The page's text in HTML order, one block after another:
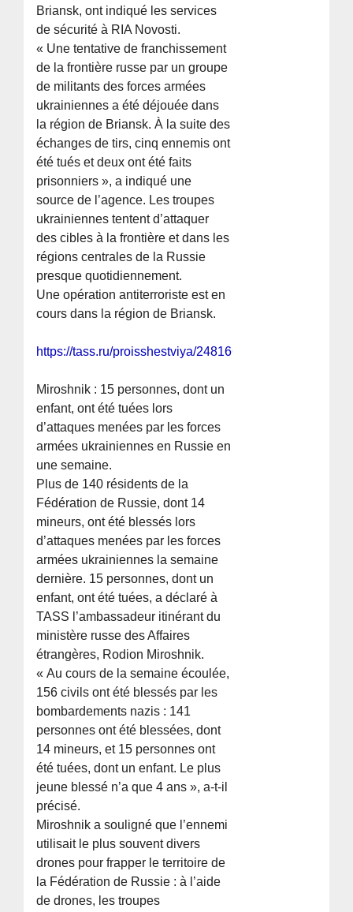
Briansk, ont indiqué les services
de sécurité à RIA Novosti.
« Une tentative de franchissement
de la frontière russe par un groupe
de militants des forces armées
ukrainiennes a été déjouée dans
la région de Briansk. À la suite des
échanges de tirs, cinq ennemis ont
été tués et deux ont été faits
prisonniers », a indiqué une
source de l’agence. Les troupes
ukrainiennes tentent d’attaquer
des cibles à la frontière et dans les
régions centrales de la Russie
presque quotidiennement.
Une opération antiterroriste est en
cours dans la région de Briansk.
https://tass.ru/proisshestviya/24816621
Miroshnik : 15 personnes, dont un
enfant, ont été tuées lors
d’attaques menées par les forces
armées ukrainiennes en Russie en
une semaine.
Plus de 140 résidents de la
Fédération de Russie, dont 14
mineurs, ont été blessés lors
d’attaques menées par les forces
armées ukrainiennes la semaine
dernière. 15 personnes, dont un
enfant, ont été tuées, a déclaré à
TASS l’ambassadeur itinérant du
ministère russe des Affaires
étrangères, Rodion Miroshnik.
« Au cours de la semaine écoulée,
156 civils ont été blessés par les
bombardements nazis : 141
personnes ont été blessées, dont
14 mineurs, et 15 personnes ont
été tuées, dont un enfant. Le plus
jeune blessé n’a que 4 ans », a-t-il
précisé.
Miroshnik a souligné que l’ennemi
utilisait le plus souvent divers
drones pour frapper le territoire de
la Fédération de Russie : à l’aide
de drones, les troupes